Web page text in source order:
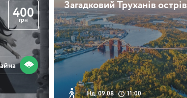
400
грн
Загадковий Труханів острів
Нд, 09.08 11:00